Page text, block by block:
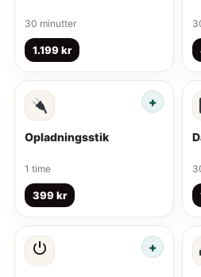
30 minutter
1.199 kr
Opladningsstik
1 time
399 kr
⏻